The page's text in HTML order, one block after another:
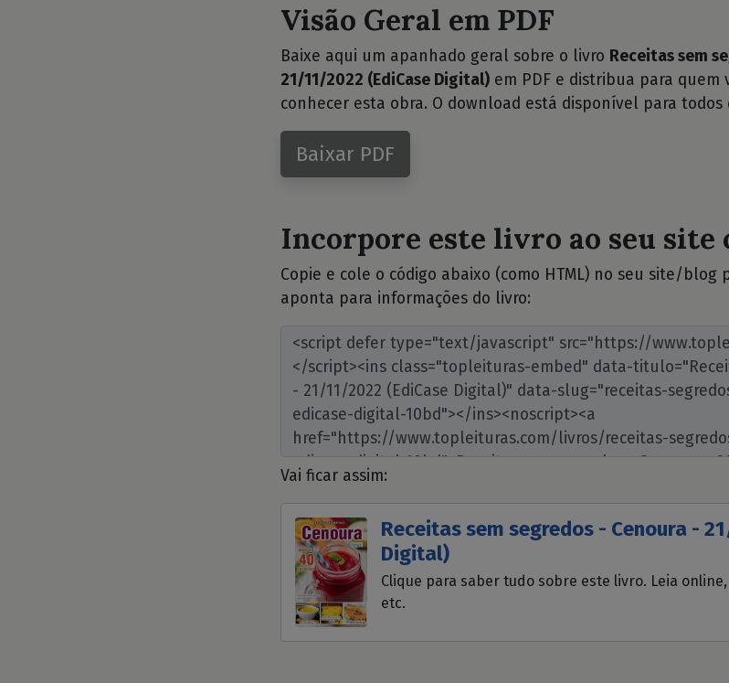
Visão Geral em PDF
Baixe aqui um apanhado geral sobre o livro Receitas sem
21/11/2022 (EdiCase Digital) em PDF e distribua para quem
conhecer esta obra. O download está disponível para
Baixar PDF
Incorpore este livro ao seu site
Copie e cole o código abaixo (como HTML) no seu site/blog
aponta para informações do livro:
Vai ficar assim:
Receitas sem segredos - Cenoura -
Digital)
Clique para saber tudo sobre este livro. Leia
etc.